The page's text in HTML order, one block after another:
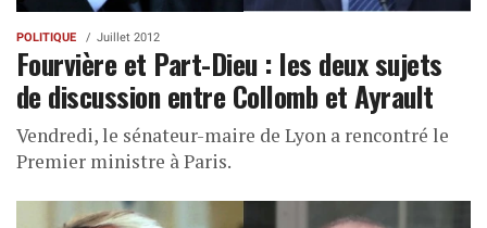
POLITIQUE Juillet 2012
Fourvière et Part-Dieu : les deux sujets
de discussion entre Collomb et Ayrault
Vendredi, le sénateur-maire de Lyon a rencontré le
Premier ministre à Paris.